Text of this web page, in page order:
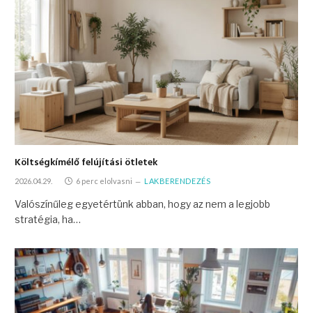
Költségkímélő felújítási ötletek
2026.04.29. 6 perc elolvasni LAKBERENDEZÉS
Valószínűleg egyetértünk abban, hogy az nem a legjobb
stratégia, ha…